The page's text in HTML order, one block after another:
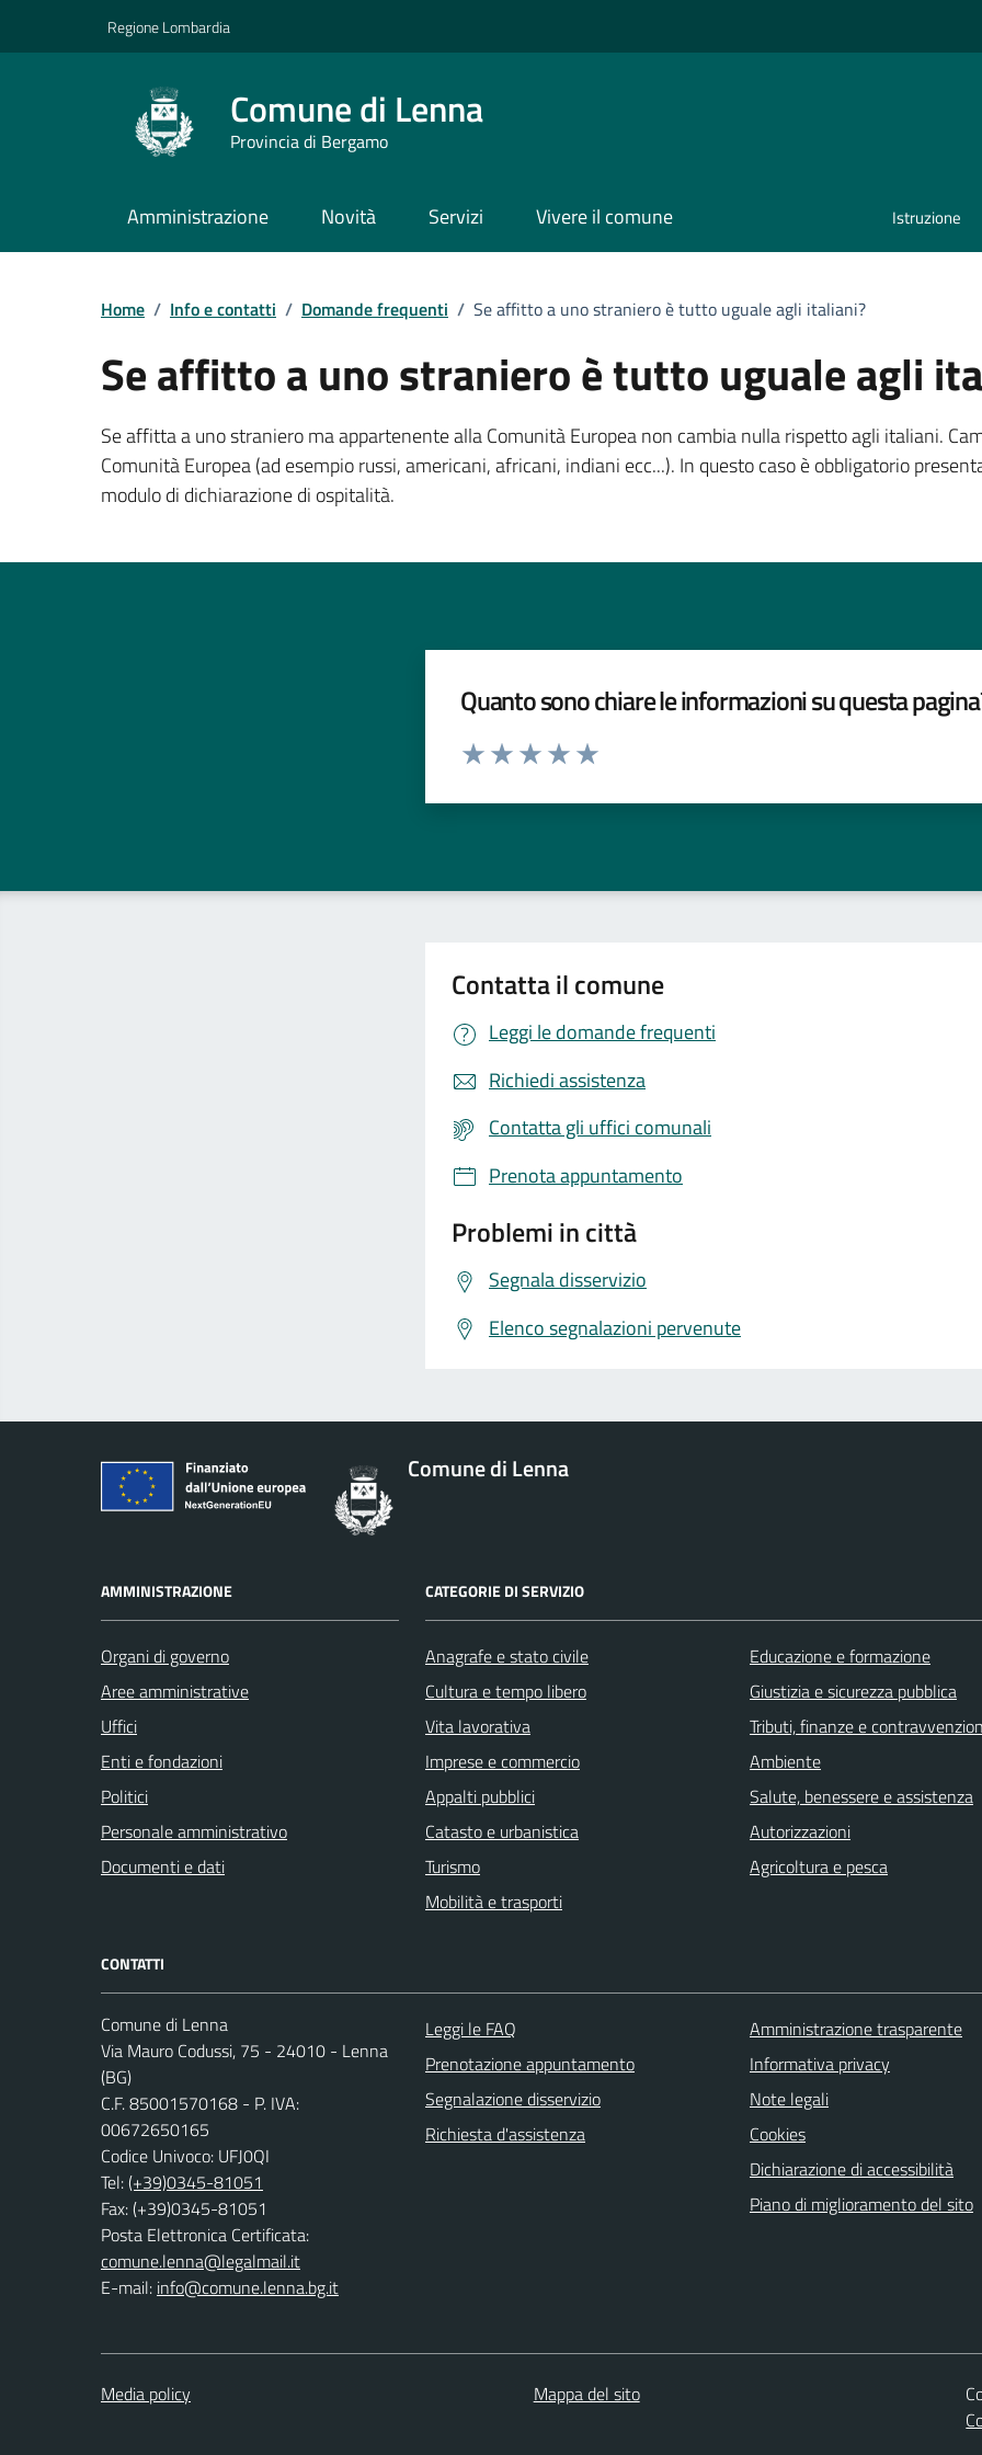
Regione Lombardia
Comune di Lenna
Provincia di Bergamo
Amministrazione Novità Servizi Vivere il comune Istruzione
Dettagli FAQ
Home / Info e contatti / Domande frequenti / Se affitto a uno straniero è tutto uguale agli italiani?
Se affitto a uno straniero è tutto uguale agli
Se affitta a uno straniero ma appartenente alla Comunità Europea non cambia nulla rispetto agli italiani.
Comunità Europea (ad esempio russi, americani, africani, indiani ecc...). In questo caso è obbligatorio
modulo di dichiarazione di ospitalità.
Quanto sono chiare le informazioni su questa
Valuta da 1 a 5 stelle la pagina
Contatta il comune
Leggi le domande frequenti
Richiedi assistenza
Contatta gli uffici comunali
Prenota appuntamento
Problemi in città
Segnala disservizio
Elenco segnalazioni pervenute
Comune di Lenna
AMMINISTRAZIONE
Organi di governo
Aree amministrative
Uffici
Enti e fondazioni
Politici
Personale amministrativo
Documenti e dati
CATEGORIE DI SERVIZIO
Anagrafe e stato civile
Cultura e tempo libero
Vita lavorativa
Imprese e commercio
Appalti pubblici
Catasto e urbanistica
Turismo
Mobilità e trasporti
Educazione e formazione
Giustizia e sicurezza pubblica
Tributi, finanze e
Ambiente
Salute, benessere e assistenza
Autorizzazioni
Agricoltura e pesca
CONTATTI
Comune di Lenna
Via Mauro Codussi, 75 - 24010 - Lenna
(BG)
C.F. 85001570168 - P. IVA:
00672650165
Codice Univoco: UFJ0QI
Tel:(+39)0345-81051
Fax: (+39)0345-81051
Posta Elettronica Certificata:
comune.lenna@legalmail.it
E-mail: info@comune.lenna.bg.it
Leggi le FAQ
Prenotazione appuntamento
Segnalazione disservizio
Richiesta d'assistenza
Amministrazione trasparente
Informativa privacy
Note legali
Cookies
Dichiarazione di accessibilità
Piano di miglioramento del sito
Media policy Mappa del sito